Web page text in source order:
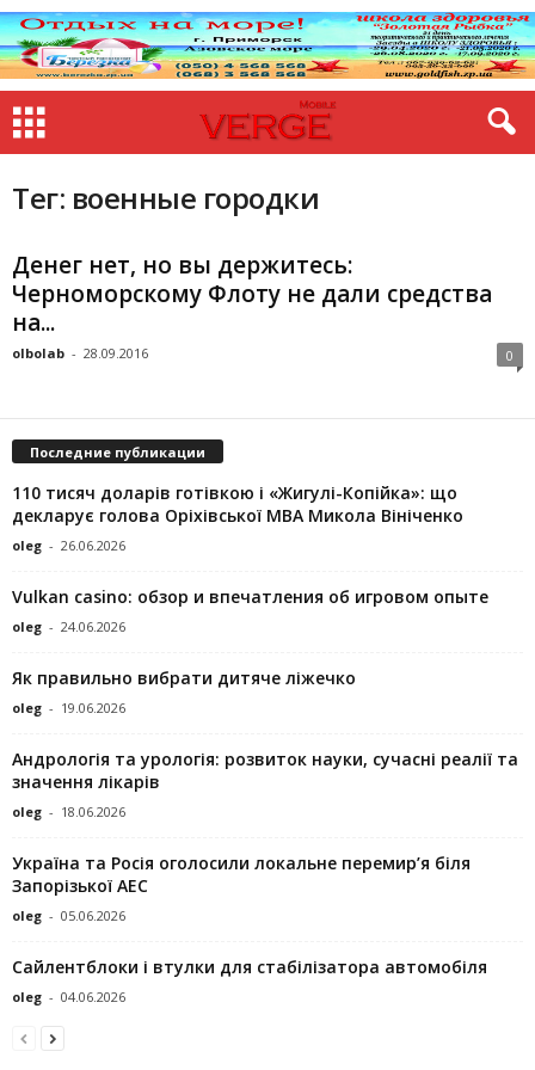
Тег: военные городки
Денег нет, но вы держитесь:
Черноморскому Флоту не дали средства
на...
olbolab - 28.09.2016 0
Последние публикации
110 тисяч доларів готівкою і «Жигулі-Копійка»: що
декларує голова Оріхівської МВА Микола Вініченко
oleg - 26.06.2026
Vulkan casino: обзор и впечатления об игровом опыте
oleg - 24.06.2026
Як правильно вибрати дитяче ліжечко
oleg - 19.06.2026
Андрологія та урологія: розвиток науки, сучасні реалії та
значення лікарів
oleg - 18.06.2026
Україна та Росія оголосили локальне перемир’я біля
Запорізької АЕС
oleg - 05.06.2026
Сайлентблоки і втулки для стабілізатора автомобіля
oleg - 04.06.2026